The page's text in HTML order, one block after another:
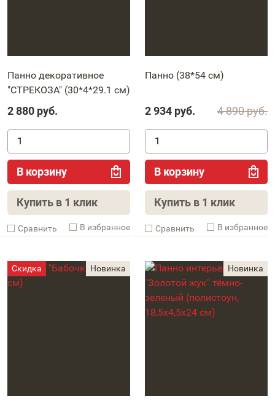
Панно декоративное
"СТРЕКОЗА" (30*4*29.1 см)
2 880 руб.
В корзину
Купить в 1 клик
Cравнить В избранное
Панно (38*54 см)
4 890руб.
2 934 руб.
В корзину
Купить в 1 клик
Cравнить В избранное